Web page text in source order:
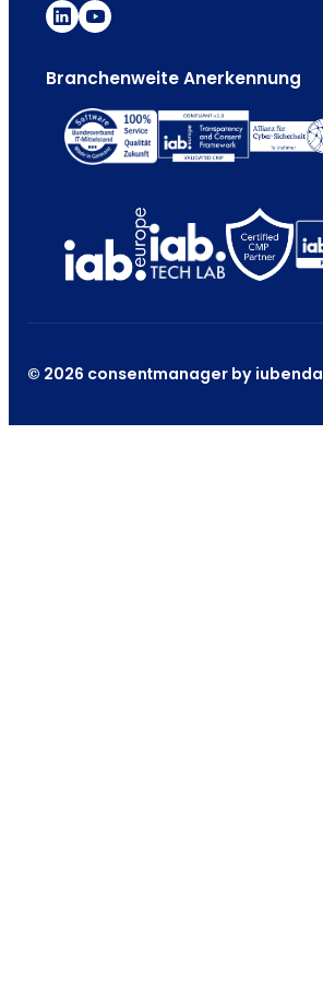
Branchenweite Anerkennung
© 2026 consentmanager by iubenda